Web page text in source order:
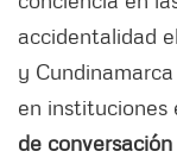
accidentalidad
y
en instituciones
de